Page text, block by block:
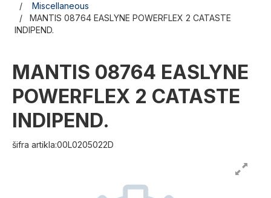
Miscellaneous
MANTIS 08764 EASLYNE POWERFLEX 2 CATASTE
INDIPEND.
MANTIS 08764 EASLYNE
POWERFLEX 2 CATASTE
INDIPEND.
šifra artikla:00L0205022D